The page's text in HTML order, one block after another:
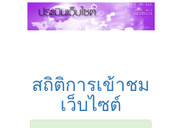
สถิติการเข้าชม
เว็บไซต์